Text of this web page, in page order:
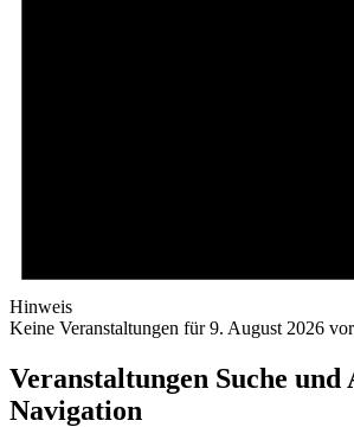
Hinweis
Keine Veranstaltungen für 9. August 2026
Veranstaltungen Suche und
Navigation